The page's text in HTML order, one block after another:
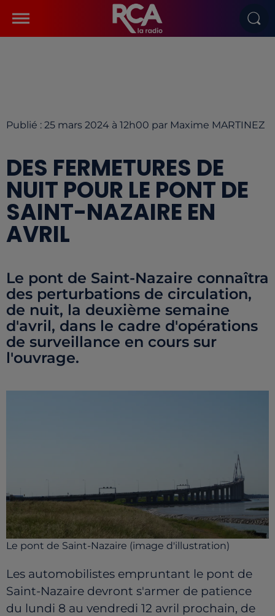
Publié : 25 mars 2024 à 12h00 par Maxime MARTINEZ
DES FERMETURES DE
NUIT POUR LE PONT DE
SAINT-NAZAIRE EN
AVRIL
Le pont de Saint-Nazaire connaîtra
des perturbations de circulation,
de nuit, la deuxième semaine
d'avril, dans le cadre d'opérations
de surveillance en cours sur
l'ouvrage.
Le pont de Saint-Nazaire (image d'illustration)
Les automobilistes empruntant le pont de
Saint-Nazaire devront s'armer de patience
du lundi 8 au vendredi 12 avril prochain, de